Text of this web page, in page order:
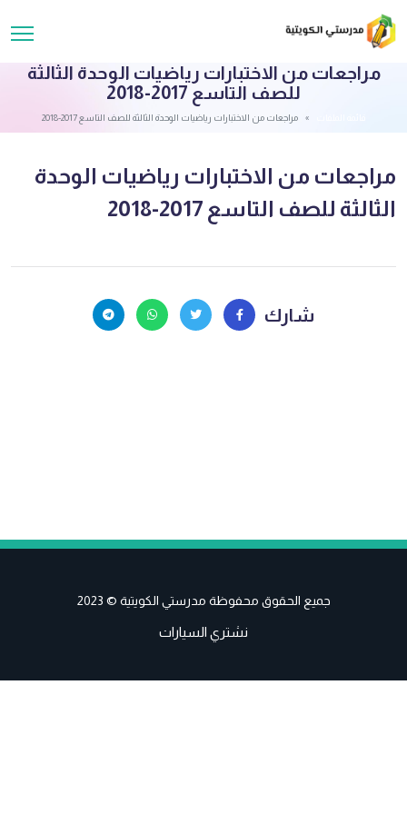
مراجعات من الاختبارات رياضيات الوحدة الثالثة
للصف التاسع 2017-2018
مراجعات من الاختبارات رياضيات الوحدة الثالثة للصف التاسع 2017-2018
مراجعات من الاختبارات رياضيات الوحدة
الثالثة للصف التاسع 2017-2018
شارك
جميع الحقوق محفوظة مدرستي الكويتية © 2023
نشتري السيارات